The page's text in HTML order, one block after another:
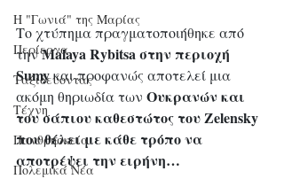
Η "Γωνιά" της Μαρίας
Περίεργα
Ταξιδεύοντας
Τέχνη
Πανθρησκεία
Πολεμικά Νέα
Το χτύπημα πραγματοποιήθηκε από
την Malaya Rybitsa στην περιοχή
Sumy και προφανώς αποτελεί μια
ακόμη θηριωδία των Ουκρανών και
του σάπιου καθεστώτος του Zelensky
που θέλει με κάθε τρόπο να
αποτρέψει την ειρήνη…